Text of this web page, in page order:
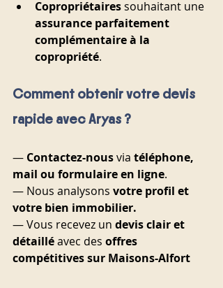
Copropriétaires souhaitant une
assurance parfaitement
complémentaire à la
copropriété.
Comment obtenir votre devis
rapide avec Aryas ?
— Contactez-nous via téléphone,
mail ou formulaire en ligne.
— Nous analysons votre profil et
votre bien immobilier.
— Vous recevez un devis clair et
détaillé avec des offres
compétitives sur Maisons-Alfort